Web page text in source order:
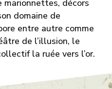
marionnettes, décors
domaine de
entre autre comme
de l’illusion, le
la ruée vers l’or.